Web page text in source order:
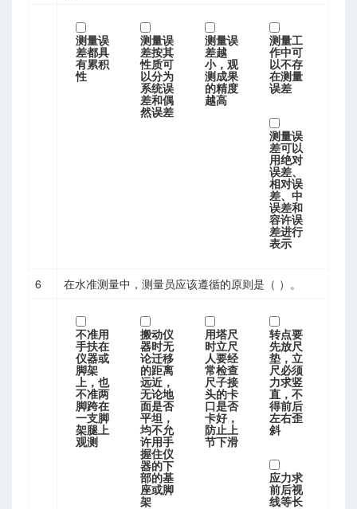
测量误
差都具
有累积
性
测量误
差按其
性质可
以分为
系统误
差和偶
然误差
测量误
差越
小，观
测成果
的精度
越高
测量工
作中可
以不存
在测量
误差
测量误
差可以
用绝对
误差、
相对误
差、中
误差和
容许误
差进行
表示
6 在水准测量中，测量员应该遵循的原则是（ ）。
不准用
手扶在
仪器或
脚架
上，也
不准两
脚跨在
一支脚
架腿上
观测
搬动仪
器时无
论迁移
的距离
远近，
无论地
面是否
平坦，
均不允
许用手
握住仪
器的下
部的基
座或脚
架
用塔尺
时立尺
人要经
常检查
尺子接
头的卡
口是否
卡好，
防止上
节下滑
转点要
先放尺
垫，立
尺必须
力求竖
直，不
得前后
左右歪
斜
应力求
前后视
线等长